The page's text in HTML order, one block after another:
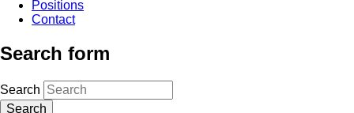
Positions
Contact
Search form
Search